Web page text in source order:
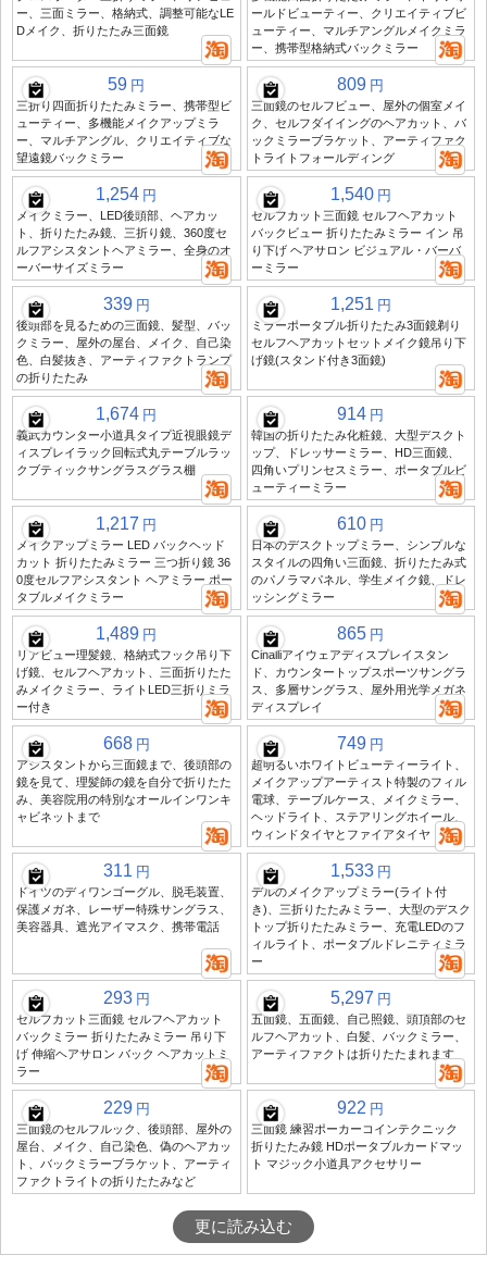
ー、三面ミラー、格納式、調整可能なLE
Dメイク、折りたたみ三面鏡
ールドビューティー、クリエイティブビ
ューティー、マルチアングルメイクミラ
ー、携帯型格納式バックミラー
59 円
三折り四面折りたたみミラー、携帯型ビ
ューティー、多機能メイクアップミラ
ー、マルチアングル、クリエイティブな
望遠鏡バックミラー
809 円
三面鏡のセルフビュー、屋外の個室メイ
ク、セルフダイイングのヘアカット、バ
ックミラーブラケット、アーティファク
トライトフォールディング
1,254 円
メイクミラー、LED後頭部、ヘアカッ
ト、折りたたみ鏡、三折り鏡、360度セ
ルフアシスタントヘアミラー、全身のオ
ーバーサイズミラー
1,540 円
セルフカット三面鏡 セルフヘアカット
バックビュー 折りたたみミラー イン 吊
り下げ ヘアサロン ビジュアル・バーバ
ーミラー
339 円
後頭部を見るための三面鏡、髪型、バッ
クミラー、屋外の屋台、メイク、自己染
色、白髪抜き、アーティファクトランプ
の折りたたみ
1,251 円
ミラーポータブル折りたたみ3面鏡剃り
セルフヘアカットセットメイク鏡吊り下
げ鏡(スタンド付き3面鏡)
1,674 円
義武カウンター小道具タイプ近視眼鏡デ
ィスプレイラック回転式丸テーブルラッ
クブティックサングラスグラス棚
914 円
韓国の折りたたみ化粧鏡、大型デスクト
ップ、ドレッサーミラー、HD三面鏡、
四角いプリンセスミラー、ポータブルビ
ューティーミラー
1,217 円
メイクアップミラー LED バックヘッド
カット 折りたたみミラー 三つ折り鏡 36
0度セルフアシスタント ヘアミラー ポー
タブルメイクミラー
610 円
日本のデスクトップミラー、シンプルな
スタイルの四角い三面鏡、折りたたみ式
のパノラマパネル、学生メイク鏡、ドレ
ッシングミラー
1,489 円
リアビュー理髪鏡、格納式フック吊り下
げ鏡、セルフヘアカット、三面折りたた
みメイクミラー、ライトLED三折りミラ
ー付き
865 円
Cinalliアイウェアディスプレイスタン
ド、カウンタートップスポーツサングラ
ス、多層サングラス、屋外用光学メガネ
ディスプレイ
668 円
アシスタントから三面鏡まで、後頭部の
鏡を見て、理髪師の鏡を自分で折りたた
み、美容院用の特別なオールインワンキ
ャビネットまで
749 円
超明るいホワイトビューティーライト、
メイクアップアーティスト特製のフィル
電球、テーブルケース、メイクミラー、
ヘッドライト、ステアリングホイール、
ウィンドタイヤとファイアタイヤ
311 円
ドイツのディワンゴーグル、脱毛装置、
保護メガネ、レーザー特殊サングラス、
美容器具、遮光アイマスク、携帯電話
1,533 円
デルのメイクアップミラー(ライト付
き)、三折りたたみミラー、大型のデスク
トップ折りたたみミラー、充電LEDのフ
ィルライト、ポータブルドレニティミラ
ー
293 円
セルフカット三面鏡 セルフヘアカット
バックミラー 折りたたみミラー 吊り下
げ 伸縮ヘアサロン バック ヘアカットミ
ラー
5,297 円
五面鏡、五面鏡、自己照鏡、頭頂部のセ
ルフヘアカット、白髪、バックミラー、
アーティファクトは折りたたまれます
229 円
三面鏡のセルフルック、後頭部、屋外の
屋台、メイク、自己染色、偽のヘアカッ
ト、バックミラーブラケット、アーティ
ファクトライトの折りたたみなど
922 円
三面鏡 練習ポーカーコインテクニック
折りたたみ鏡 HDポータブルカードマッ
ト マジック小道具アクセサリー
更に読み込む